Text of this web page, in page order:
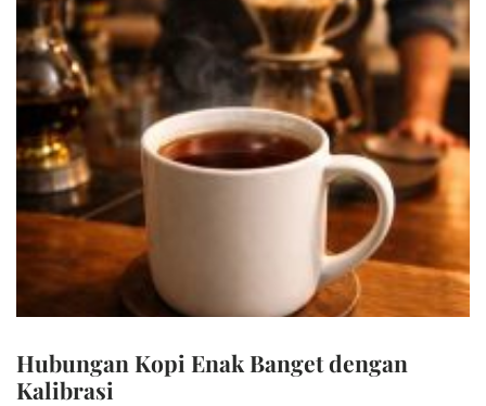
Hubungan Kopi Enak Banget dengan
Kalibrasi